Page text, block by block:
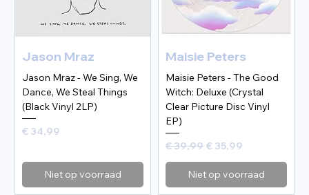
Jason Mraz
Jason Mraz - We Sing, We
Dance, We Steal Things
(Black Vinyl 2LP)
Prijs
€ 34,99
Niet op voorraad
Maisie Peters
Maisie Peters - The Good
Witch: Deluxe (Crystal
Clear Picture Disc Vinyl
EP)
Normale prijs
€ 39,99 Verkoopprijs
€ 35,99
Niet op voorraad